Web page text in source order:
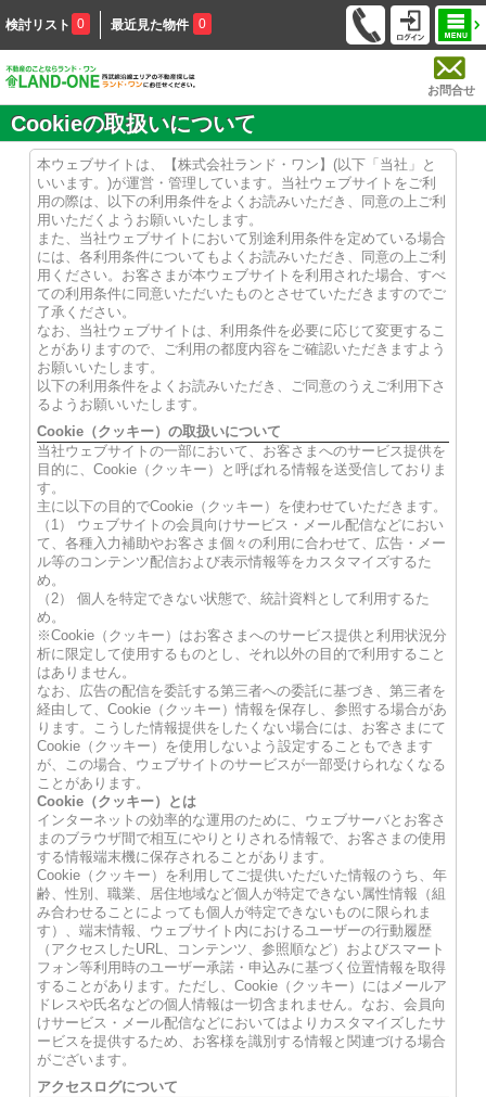
検討リスト 0 最近見た物件 0
お問合せ
Cookieの取扱いについて
本ウェブサイトは、【株式会社ランド・ワン】(以下「当社」と
いいます。)が運営・管理しています。当社ウェブサイトをご利
用の際は、以下の利用条件をよくお読みいただき、同意の上ご利
用いただくようお願いいたします。
また、当社ウェブサイトにおいて別途利用条件を定めている場合
には、各利用条件についてもよくお読みいただき、同意の上ご利
用ください。お客さまが本ウェブサイトを利用された場合、すべ
ての利用条件に同意いただいたものとさせていただきますのでご
了承ください。
なお、当社ウェブサイトは、利用条件を必要に応じて変更するこ
とがありますので、ご利用の都度内容をご確認いただきますよう
お願いいたします。
以下の利用条件をよくお読みいただき、ご同意のうえご利用下さ
るようお願いいたします。
Cookie（クッキー）の取扱いについて
当社ウェブサイトの一部において、お客さまへのサービス提供を
目的に、Cookie（クッキー）と呼ばれる情報を送受信しておりま
す。
主に以下の目的でCookie（クッキー）を使わせていただきます。
（1） ウェブサイトの会員向けサービス・メール配信などにおい
て、各種入力補助やお客さま個々の利用に合わせて、広告・メー
ル等のコンテンツ配信および表示情報等をカスタマイズするた
め。
（2） 個人を特定できない状態で、統計資料として利用するた
め。
※Cookie（クッキー）はお客さまへのサービス提供と利用状況分
析に限定して使用するものとし、それ以外の目的で利用すること
はありません。
なお、広告の配信を委託する第三者への委託に基づき、第三者を
経由して、Cookie（クッキー）情報を保存し、参照する場合があ
ります。こうした情報提供をしたくない場合には、お客さまにて
Cookie（クッキー）を使用しないよう設定することもできます
が、この場合、ウェブサイトのサービスが一部受けられなくなる
ことがあります。
Cookie（クッキー）とは
インターネットの効率的な運用のために、ウェブサーバとお客さ
まのブラウザ間で相互にやりとりされる情報で、お客さまの使用
する情報端末機に保存されることがあります。
Cookie（クッキー）を利用してご提供いただいた情報のうち、年
齢、性別、職業、居住地域など個人が特定できない属性情報（組
み合わせることによっても個人が特定できないものに限られま
す）、端末情報、ウェブサイト内におけるユーザーの行動履歴
（アクセスしたURL、コンテンツ、参照順など）およびスマート
フォン等利用時のユーザー承諾・申込みに基づく位置情報を取得
することがあります。ただし、Cookie（クッキー）にはメールア
ドレスや氏名などの個人情報は一切含まれません。なお、会員向
けサービス・メール配信などにおいてはよりカスタマイズしたサ
ービスを提供するため、お客様を識別する情報と関連づける場合
がございます。
アクセスログについて